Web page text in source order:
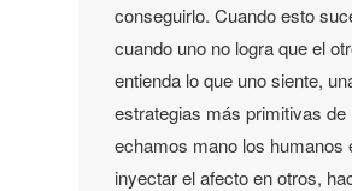
conseguirlo. Cuando esto
cuando uno no logra que el
entienda lo que uno siente,
estrategias más primitivas de
echamos mano los humanos
inyectar el afecto en otros,